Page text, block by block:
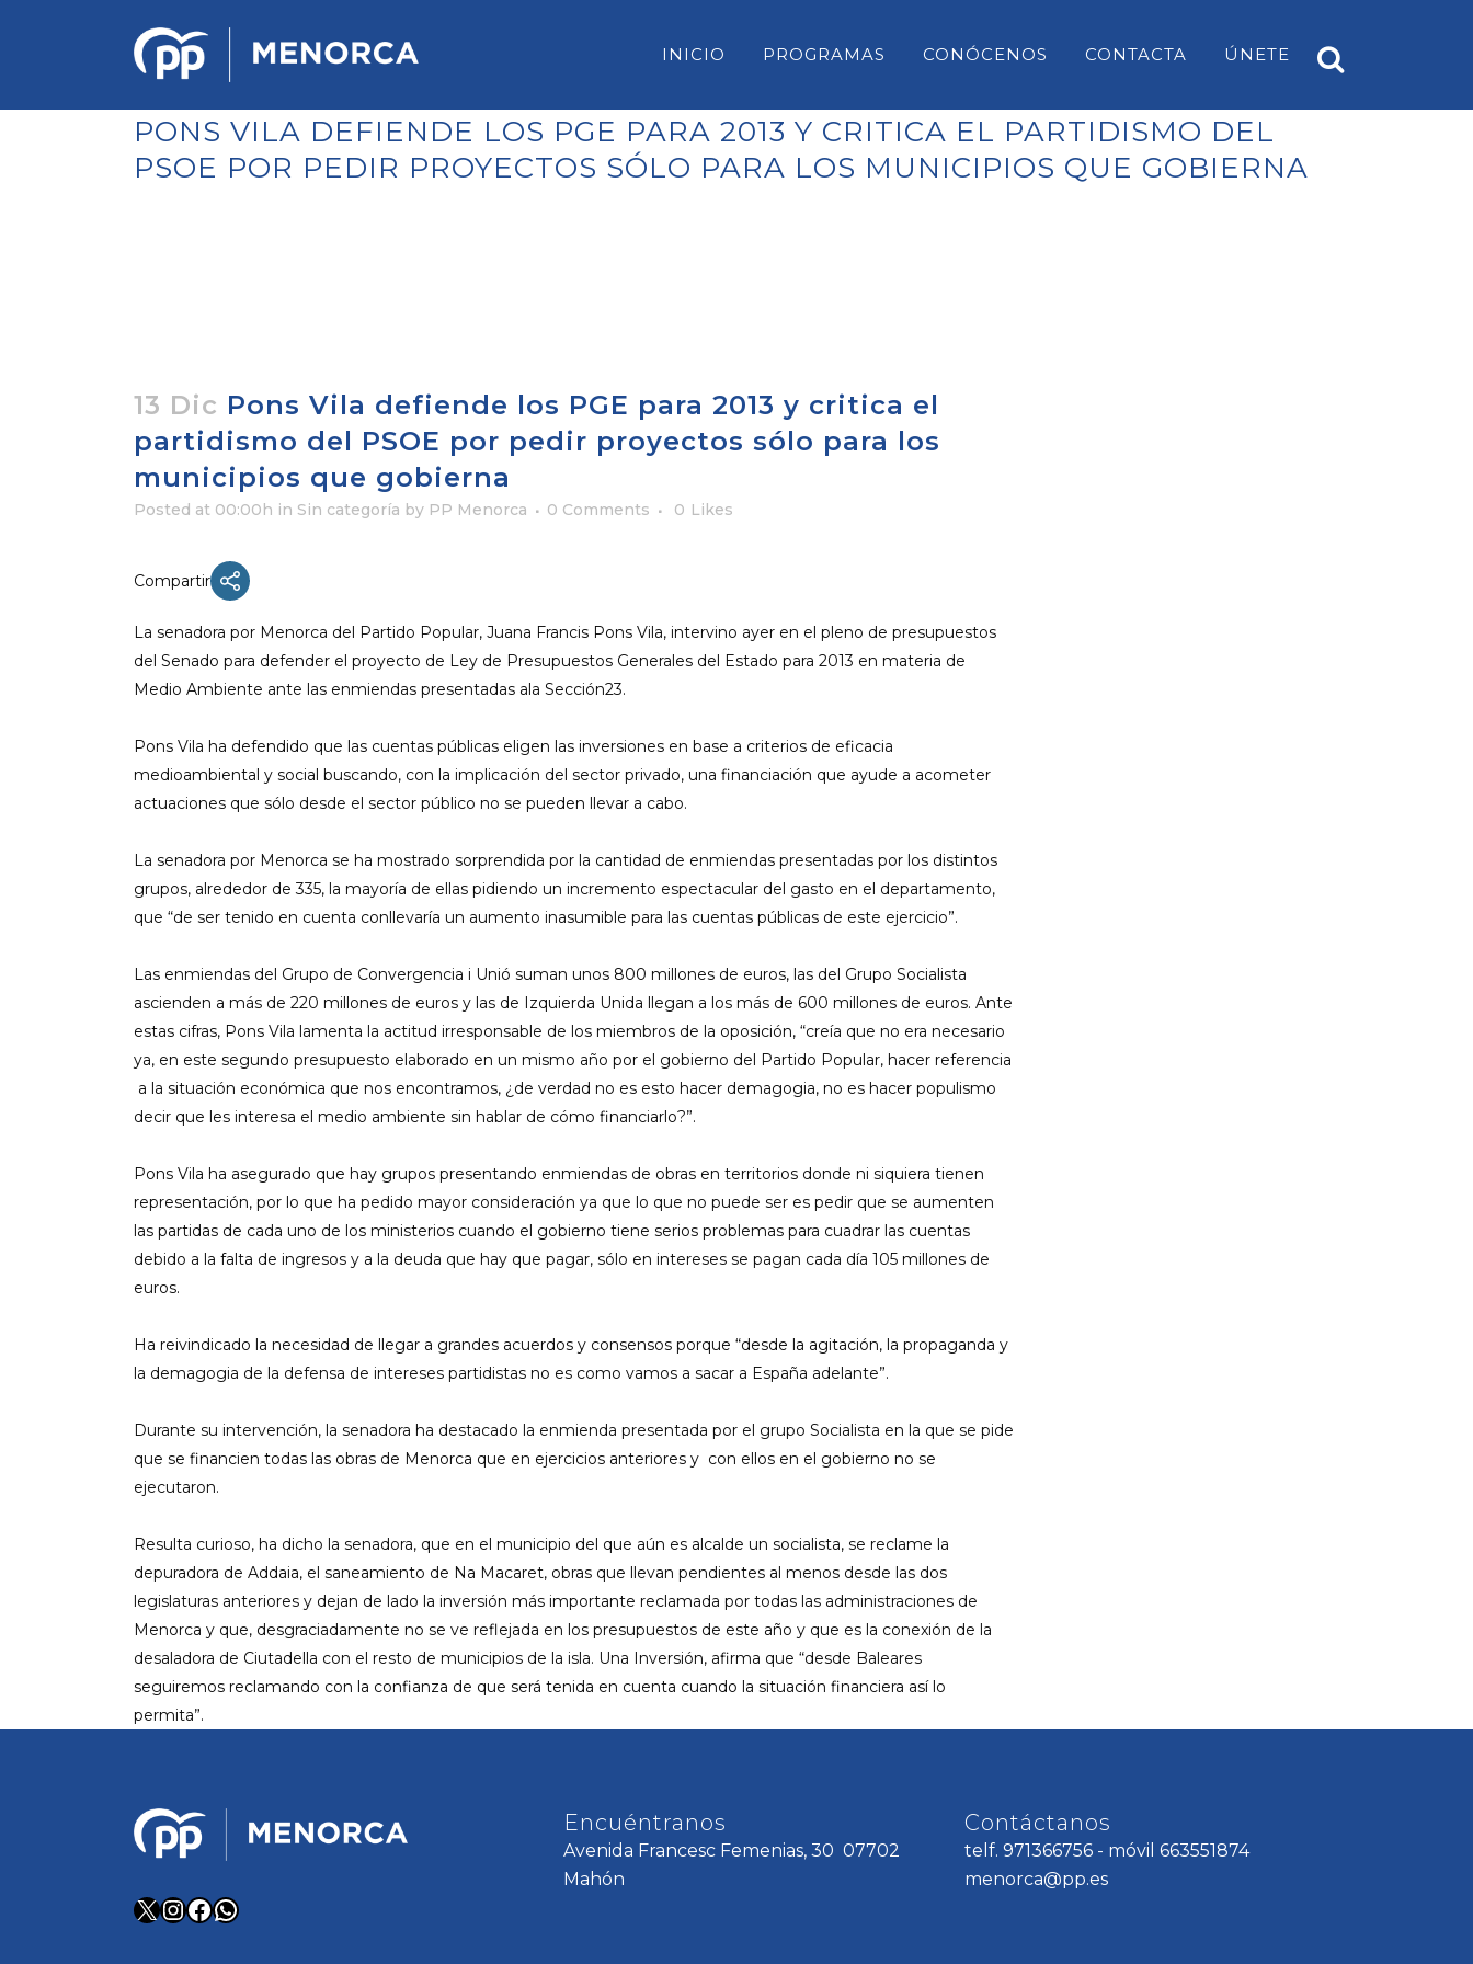
INICIO PROGRAMAS CONÓCENOS
ACTUALIDAD
X CONGRESO NNGG MENORCA
EQUIPO DIRECTIVO NN.GG.
MENORCA
PONENCIA DE REGLAMENTO Y
ESTATUTOS
PONENCIA DE ACCIÓN POLÍTICA
CONTACTA ÚNETE
PONS VILA DEFIENDE LOS PGE PARA 2013 Y CRITICA EL PARTIDISMO DEL
PSOE POR PEDIR PROYECTOS SÓLO PARA LOS MUNICIPIOS QUE GOBIERNA
13 Dic Pons Vila defiende los PGE para 2013 y critica el
partidismo del PSOE por pedir proyectos sólo para los
municipios que gobierna
Posted at 00:00h in Sin categoría by PP Menorca 0 Comments 0 Likes
Compartir
La senadora por Menorca del Partido Popular, Juana Francis Pons Vila, intervino ayer en el pleno de presupuestos
del Senado para defender el proyecto de Ley de Presupuestos Generales del Estado para 2013 en materia de
Medio Ambiente ante las enmiendas presentadas ala Sección23.
Pons Vila ha defendido que las cuentas públicas eligen las inversiones en base a criterios de eficacia
medioambiental y social buscando, con la implicación del sector privado, una financiación que ayude a acometer
actuaciones que sólo desde el sector público no se pueden llevar a cabo.
La senadora por Menorca se ha mostrado sorprendida por la cantidad de enmiendas presentadas por los distintos
grupos, alrededor de 335, la mayoría de ellas pidiendo un incremento espectacular del gasto en el departamento,
que “de ser tenido en cuenta conllevaría un aumento inasumible para las cuentas públicas de este ejercicio”.
Las enmiendas del Grupo de Convergencia i Unió suman unos 800 millones de euros, las del Grupo Socialista
ascienden a más de 220 millones de euros y las de Izquierda Unida llegan a los más de 600 millones de euros. Ante
estas cifras, Pons Vila lamenta la actitud irresponsable de los miembros de la oposición, “creía que no era necesario
ya, en este segundo presupuesto elaborado en un mismo año por el gobierno del Partido Popular, hacer referencia
a la situación económica que nos encontramos, ¿de verdad no es esto hacer demagogia, no es hacer populismo
decir que les interesa el medio ambiente sin hablar de cómo financiarlo?”.
Pons Vila ha asegurado que hay grupos presentando enmiendas de obras en territorios donde ni siquiera tienen
representación, por lo que ha pedido mayor consideración ya que lo que no puede ser es pedir que se aumenten
las partidas de cada uno de los ministerios cuando el gobierno tiene serios problemas para cuadrar las cuentas
debido a la falta de ingresos y a la deuda que hay que pagar, sólo en intereses se pagan cada día 105 millones de
euros.
Ha reivindicado la necesidad de llegar a grandes acuerdos y consensos porque “desde la agitación, la propaganda y
la demagogia de la defensa de intereses partidistas no es como vamos a sacar a España adelante”.
Durante su intervención, la senadora ha destacado la enmienda presentada por el grupo Socialista en la que se pide
que se financien todas las obras de Menorca que en ejercicios anteriores y con ellos en el gobierno no se
ejecutaron.
Resulta curioso, ha dicho la senadora, que en el municipio del que aún es alcalde un socialista, se reclame la
depuradora de Addaia, el saneamiento de Na Macaret, obras que llevan pendientes al menos desde las dos
legislaturas anteriores y dejan de lado la inversión más importante reclamada por todas las administraciones de
Menorca y que, desgraciadamente no se ve reflejada en los presupuestos de este año y que es la conexión de la
desaladora de Ciutadella con el resto de municipios de la isla. Una Inversión, afirma que “desde Baleares
seguiremos reclamando con la confianza de que será tenida en cuenta cuando la situación financiera así lo
permita”.
X Instagram
Facebook
WhatsApp
Encuéntranos
Avenida Francesc Femenias, 30 07702
Mahón
Contáctanos
telf. 971366756 - móvil 663551874
menorca@pp.es